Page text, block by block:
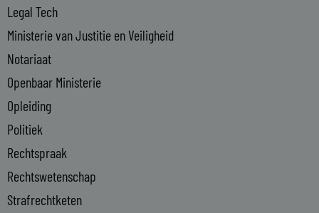
Legal Tech
Ministerie van Justitie en Veiligheid
Notariaat
Openbaar Ministerie
Opleiding
Politiek
Rechtspraak
Rechtswetenschap
Strafrechtketen